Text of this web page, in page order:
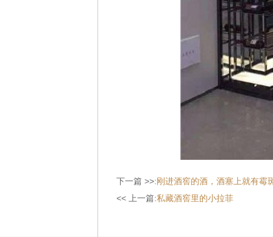
下一篇 >>:刚进酒窖的酒，酒塞上就有霉
<< 上一篇:私藏酒窖里的小拉菲